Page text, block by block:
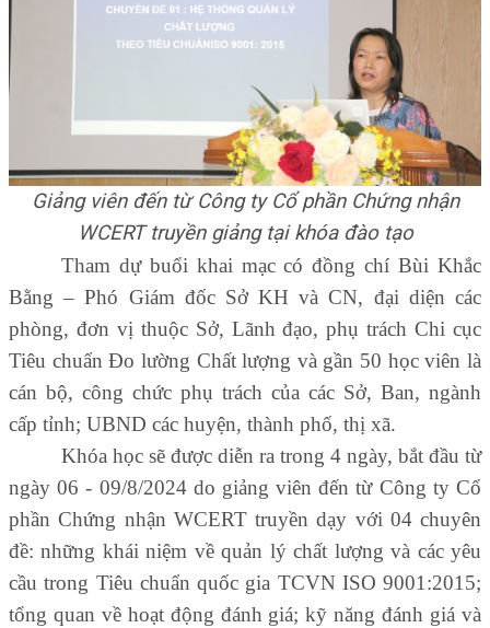
Giảng viên đến từ Công ty Cổ phần Chứng nhận
WCERT truyền giảng tại khóa đào tạo
Tham dự buổi khai mạc có đồng chí Bùi Khắc
Bằng – Phó Giám đốc Sở KH và CN, đại diện các
phòng, đơn vị thuộc Sở, Lãnh đạo, phụ trách Chi cục
Tiêu chuẩn Đo lường Chất lượng và gần 50 học viên là
cán bộ, công chức phụ trách của các Sở, Ban, ngành
cấp tỉnh; UBND các huyện, thành phố, thị xã.
Khóa học sẽ được diễn ra trong 4 ngày, bắt đầu từ
ngày 06 - 09/8/2024 do giảng viên đến từ Công ty Cổ
phần Chứng nhận WCERT truyền dạy với 04 chuyên
đề: những khái niệm về quản lý chất lượng và các yêu
cầu trong Tiêu chuẩn quốc gia TCVN ISO 9001:2015;
tổng quan về hoạt động đánh giá; kỹ năng đánh giá và